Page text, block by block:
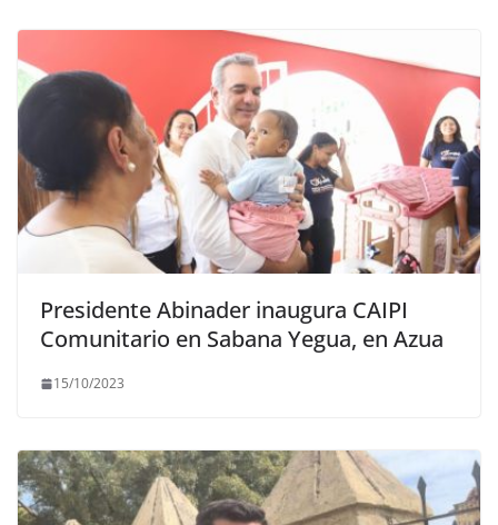
Presidente Abinader inaugura CAIPI
Comunitario en Sabana Yegua, en Azua
15/10/2023